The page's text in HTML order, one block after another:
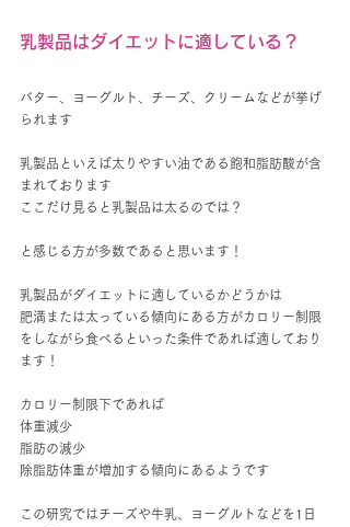
乳製品はダイエットに適している？
バター、ヨーグルト、チーズ、クリームなどが挙げ
られます
乳製品といえば太りやすい油である飽和脂肪酸が含
まれております
ここだけ見ると乳製品は太るのでは？
と感じる方が多数であると思います！
乳製品がダイエットに適しているかどうかは
肥満または太っている傾向にある方がカロリー制限
をしながら食べるといった条件であれば適しており
ます！
カロリー制限下であれば
体重減少
脂肪の減少
除脂肪体重が増加する傾向にあるようです
この研究ではチーズや牛乳、ヨーグルトなどを1日